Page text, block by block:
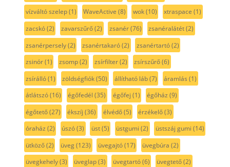
vízváltó szelep(1) WaveActive (8) wok(10) xtraspace (1)
zacskó(2) zavarszűrő(2) zsanér(76) zsanéralátét(2)
zsanérpersely(2) zsanértakaró(2) zsanértartó(2)
zsinór(1) zsomp(2) zsírfilter(2) zsírszűrő(6)
zsírálló(1) zöldségfiók(50) állítható láb(7) áramlás (1)
átlátszó(16) égőfedél (35) égőfej (1) égőház (9)
égőtető(27) ékszíj (36) élvédő(5) érzékelő(3)
óraház (2) úszó(3) üst(5) üstgumi (2) üstszáj gumi (14)
ütköző(2) üveg(123) üvegajtó(17) üvegbúra (2)
üvegkehely(3) üveglap(3) üvegtartó(6) üvegtető(2)